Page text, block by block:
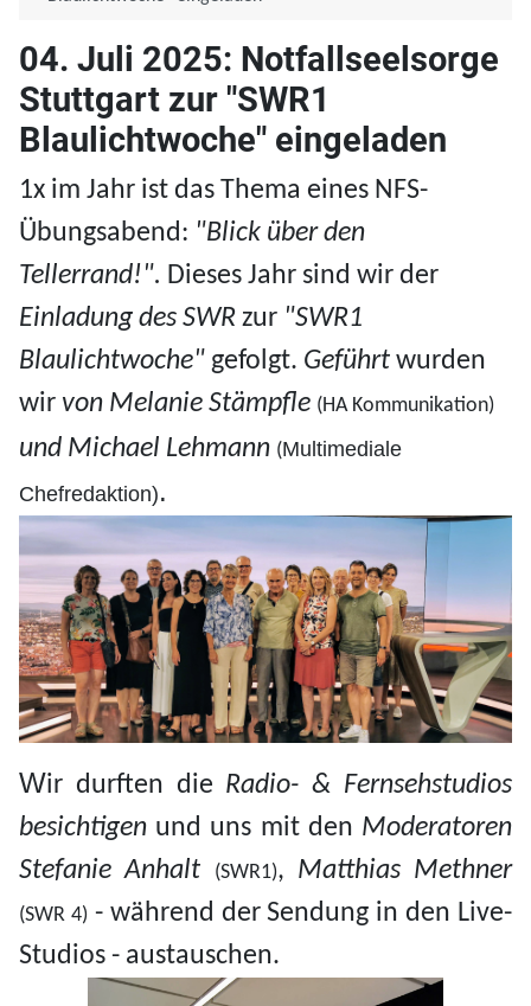
04. Juli 2025: Notfallseelsorge
Stuttgart zur "SWR1
Blaulichtwoche" eingeladen
1x im Jahr ist das Thema eines NFS-
Übungsabend: "Blick über den
Tellerrand!". Dieses Jahr sind wir der
Einladung des SWR zur "SWR1
Blaulichtwoche" gefolgt. Geführt wurden
wir von Melanie Stämpfle (HA Kommunikation)
und Michael Lehmann (Multimediale
Chefredaktion).
Wir durften die Radio- & Fernsehstudios
besichtigen und uns mit den Moderatoren
Stefanie Anhalt
(SWR1), Matthias Methner
(SWR 4)- während der Sendung in den Live-
Studios - austauschen.